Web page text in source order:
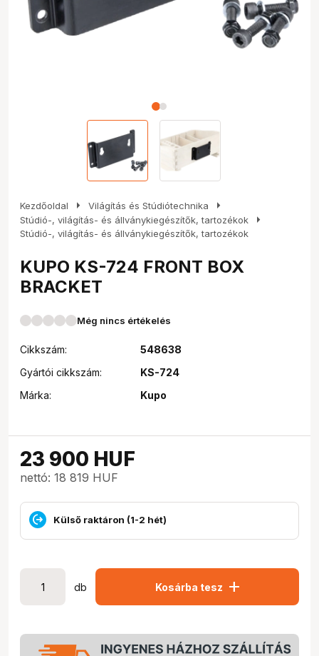
Kezdőoldal arrow_right Világítás és Stúdiótechnika arrow_right
Stúdió-, világítás- és állványkiegészítők, tartozékok arrow_right
Stúdió-, világítás- és állványkiegészítők, tartozékok
KUPO KS-724 FRONT BOX
BRACKET
Még nincs értékelés
Cikkszám:
548638
Gyártói cikkszám:
KS-724
Márka:
Kupo
23 900 HUF
nettó: 18 819 HUF
Külső raktáron (1-2 hét)
db Kosárba tesz add